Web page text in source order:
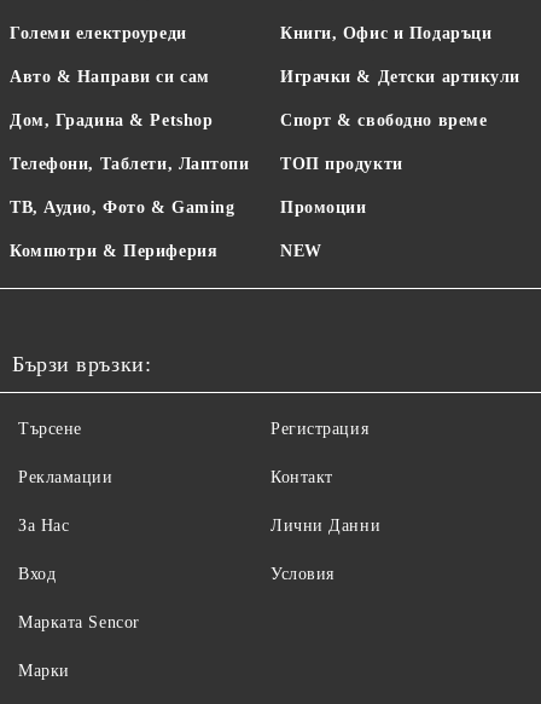
Големи електроуреди
Авто & Направи си сам
Дом, Градина & Petshop
Телефони, Таблети, Лаптопи
ТВ, Аудио, Фото & Gaming
Компютри & Периферия
Книги, Офис и Подаръци
Играчки & Детски артикули
Спорт & свободно време
ТОП продукти
Промоции
NEW
Бързи връзки:
Търсене
Рекламации
За Нас
Вход
Регистрация
Контакт
Лични Данни
Условия
Maрката Sencor
Марки